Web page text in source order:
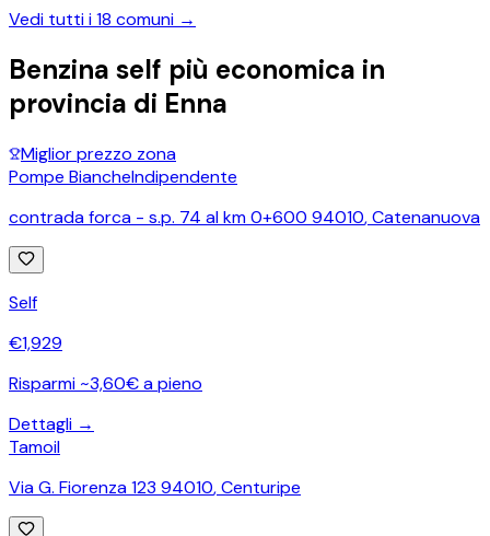
Vedi tutti i18 comuni →
Benzina self più economica in
provincia di Enna
Miglior prezzo zona
Pompe BiancheIndipendente
contrada forca - s.p. 74 al km 0+600 94010,Catenanuova
Self
€1,929
Risparmi ~3,60€ a pieno
Dettagli →
Tamoil
Via G. Fiorenza 123 94010,Centuripe